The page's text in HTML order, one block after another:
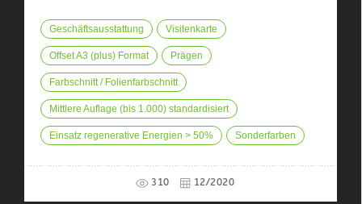
Geschäftsausstattung Visitenkarte
Offset A3 (plus) Format Prägen
Farbschnitt / Folienfarbschnitt
Mittlere Auflage (bis 1.000) standardisiert
Einsatz regenerative Energien > 50% Sonderfarben
310 12/2020